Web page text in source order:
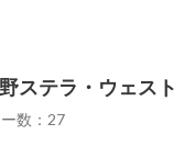
ステラ・ウェスト
数：27